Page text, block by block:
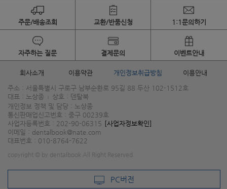
주문/배송조회 교환/반품신청 1:1문의하기
자주하는 질문 결제문의 이벤트안내
회사소개 이용약관 개인정보취급방침
이용안내
주소 : 서울특별시 구로구 남부순환로 95길 88 두산 102-1512호
대표 : 노상종
상호 : 덴탈북
개인정보 정책 및 담당 : 노상종
통신판매업신고번호 : 중구 00239호
사업자등록번호 : 202-90-06315 [사업자정보확인]
이메일 : dentalbook@nate.com
대표번호 : 010-8764-7622
copyright © by dentalbook All Right Reserved.
PC버전